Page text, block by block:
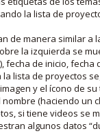
la lista de
de manera similar
la izquierda se
de inicio,
lista de proyectos
y el ícono de su
(haciendo
si tiene videos se
algunos datos